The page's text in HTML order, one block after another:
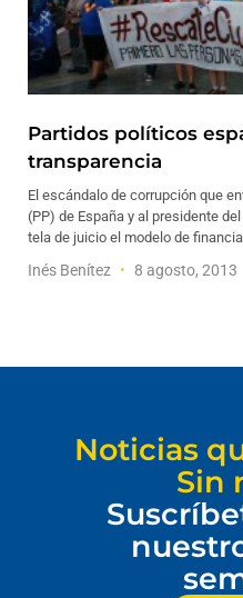
Partidos políticos
transparencia
El escándalo de corrupción que
(PP) de España y al presidente
tela de juicio el modelo de
Inés Benítez 8 agosto, 2013
Noticias
Sin